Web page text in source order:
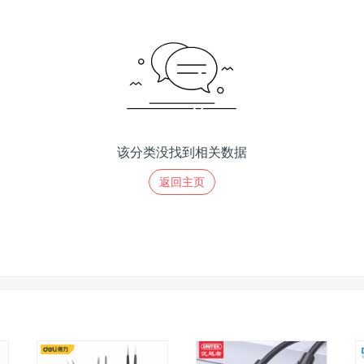
该分类没找到相关数据
返回主页